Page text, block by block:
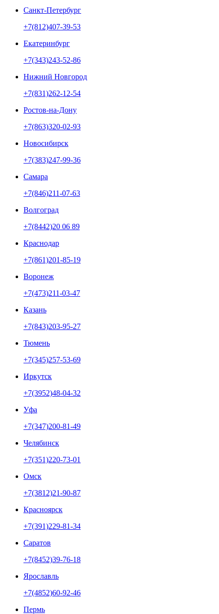
Санкт-Петербург
+7(812)407-39-53
Екатеринбург
+7(343)243-52-86
Нижний Новгород
+7(831)262-12-54
Ростов-на-Дону
+7(863)320-02-93
Новосибирск
+7(383)247-99-36
Самара
+7(846)211-07-63
Волгоград
+7(8442)20 06 89
Краснодар
+7(861)201-85-19
Воронеж
+7(473)211-03-47
Казань
+7(843)203-95-27
Тюмень
+7(345)257-53-69
Иркутск
+7(3952)48-04-32
Уфа
+7(347)200-81-49
Челябинск
+7(351)220-73-01
Омск
+7(3812)21-90-87
Красноярск
+7(391)229-81-34
Саратов
+7(8452)39-76-18
Ярославль
+7(4852)60-92-46
Пермь